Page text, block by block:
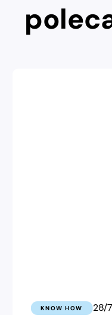
KNOW HOW 28/